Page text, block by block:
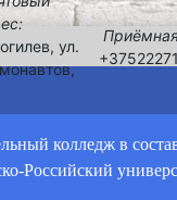
ул.
колледж в
Российский